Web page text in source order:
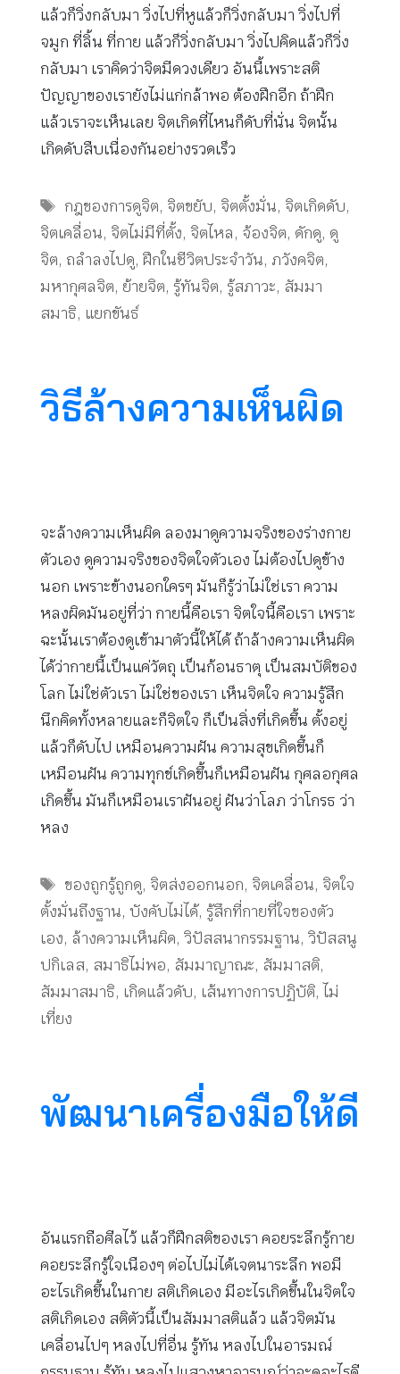
แล้วก็วิ่งกลับมา วิ่งไปที่หูแล้วก็วิ่งกลับมา วิ่งไปที่
จมูก ที่ลิ้น ที่กาย แล้วก็วิ่งกลับมา วิ่งไปคิดแล้วก็วิ่ง
กลับมา เราคิดว่าจิตมีดวงเดียว อันนี้เพราะสติ
ปัญญาของเรายังไม่แก่กล้าพอ ต้องฝึกอีก ถ้าฝึก
แล้วเราจะเห็นเลย จิตเกิดที่ไหนก็ดับที่นั่น จิตนั้น
เกิดดับสืบเนื่องกันอย่างรวดเร็ว
Tags
กฎของการดูจิต, จิตขยับ, จิตตั้งมั่น, จิตเกิดดับ,
จิตเคลื่อน, จิตไม่มีที่ตั้ง, จิตไหล, จ้องจิต, ดักดู, ดู
จิต, ถลำลงไปดู, ฝึกในชีวิตประจำวัน, ภวังคจิต,
มหากุศลจิต, ย้ายจิต, รู้ทันจิต, รู้สภาวะ, สัมมา
สมาธิ, แยกขันธ์
วิธีล้างความเห็นผิด
จะล้างความเห็นผิด ลองมาดูความจริงของร่างกาย
ตัวเอง ดูความจริงของจิตใจตัวเอง ไม่ต้องไปดูข้าง
นอก เพราะข้างนอกใครๆ มันก็รู้ว่าไม่ใช่เรา ความ
หลงผิดมันอยู่ที่ว่า กายนี้คือเรา จิตใจนี้คือเรา เพราะ
ฉะนั้นเราต้องดูเข้ามาตัวนี้ให้ได้ ถ้าล้างความเห็นผิด
ได้ว่ากายนี้เป็นแค่วัตถุ เป็นก้อนธาตุ เป็นสมบัติของ
โลก ไม่ใช่ตัวเรา ไม่ใช่ของเรา เห็นจิตใจ ความรู้สึก
นึกคิดทั้งหลายและก็จิตใจ ก็เป็นสิ่งที่เกิดขึ้น ตั้งอยู่
แล้วก็ดับไป เหมือนความฝัน ความสุขเกิดขึ้นก็
เหมือนฝัน ความทุกข์เกิดขึ้นก็เหมือนฝัน กุศลอกุศล
เกิดขึ้น มันก็เหมือนเราฝันอยู่ ฝันว่าโลภ ว่าโกรธ ว่า
หลง
Tags
ของถูกรู้ถูกดู, จิตส่งออกนอก, จิตเคลื่อน, จิตใจ
ตั้งมั่นถึงฐาน, บังคับไม่ได้, รู้สึกที่กายที่ใจของตัว
เอง, ล้างความเห็นผิด, วิปัสสนากรรมฐาน, วิปัสสนู
ปกิเลส, สมาธิไม่พอ, สัมมาญาณะ, สัมมาสติ,
สัมมาสมาธิ, เกิดแล้วดับ, เส้นทางการปฏิบัติ, ไม่
เที่ยง
พัฒนาเครื่องมือให้ดี
อันแรกถือศีลไว้ แล้วก็ฝึกสติของเรา คอยระลึกรู้กาย
คอยระลึกรู้ใจเนืองๆ ต่อไปไม่ได้เจตนาระลึก พอมี
อะไรเกิดขึ้นในกาย สติเกิดเอง มีอะไรเกิดขึ้นในจิตใจ
สติเกิดเอง สติตัวนี้เป็นสัมมาสติแล้ว แล้วจิตมัน
เคลื่อนไปๆ หลงไปที่อื่น รู้ทัน หลงไปในอารมณ์